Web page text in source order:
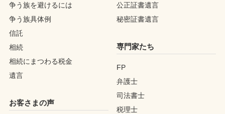
争う族を避けるには
争う族具体例
信託
相続
相続にまつわる税金
遺言
お客さまの声
公正証書遺言
秘密証書遺言
専門家たち
FP
弁護士
司法書士
税理士